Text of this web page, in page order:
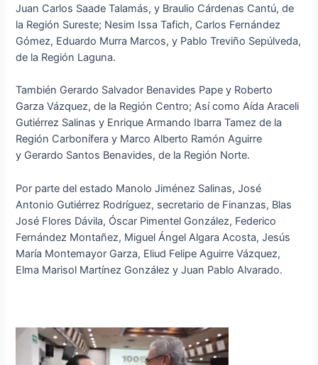
Juan Carlos Saade Talamás, y Braulio Cárdenas Cantú, de
la Región Sureste; Nesim Issa Tafich, Carlos Fernández
Gómez, Eduardo Murra Marcos, y Pablo Treviño Sepúlveda,
de la Región Laguna.
También Gerardo Salvador Benavides Pape y Roberto
Garza Vázquez, de la Región Centro; Así como Aída Araceli
Gutiérrez Salinas y Enrique Armando Ibarra Tamez de la
Región Carbonífera y Marco Alberto Ramón Aguirre
y Gerardo Santos Benavides, de la Región Norte.
Por parte del estado Manolo Jiménez Salinas, José
Antonio Gutiérrez Rodríguez, secretario de Finanzas, Blas
José Flores Dávila, Óscar Pimentel González, Federico
Fernández Montañez, Miguel Ángel Algara Acosta, Jesús
María Montemayor Garza, Eliud Felipe Aguirre Vázquez,
Elma Marisol Martínez González y Juan Pablo Alvarado.